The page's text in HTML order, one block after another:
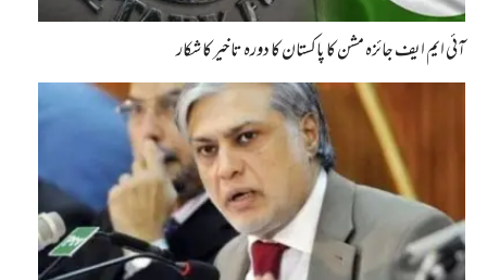
آئی ایم ایف جائزہ مشن کا پاکستان کا دورہ تاخیر کا شکار